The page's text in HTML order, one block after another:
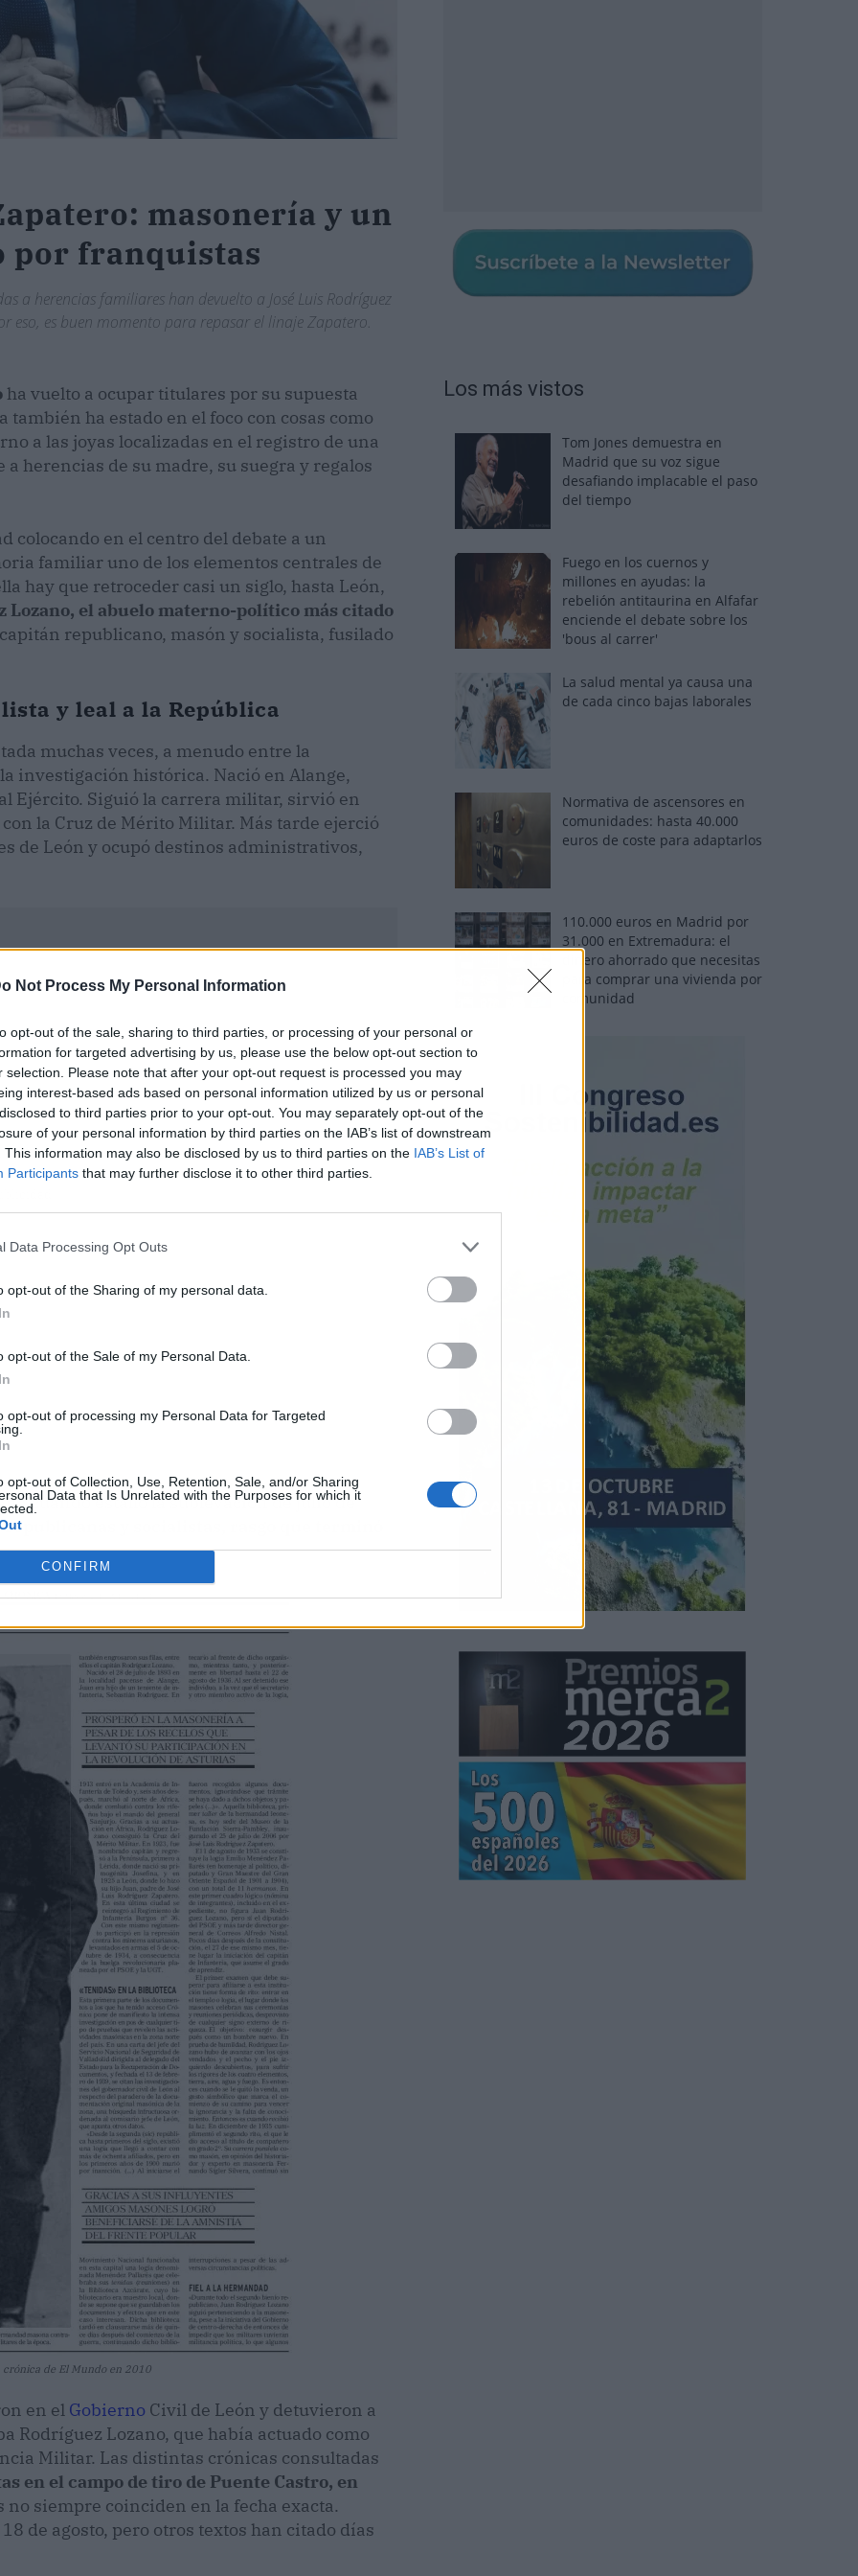
Not Process My Personal Information
opt-out of the sale, sharing to third parties, or processing of your personal or
for targeted advertising by us, please use the below opt-out section to
selection. Please note that after your opt-out request is processed you may
interest-based ads based on personal information utilized by us or personal
to third parties prior to your opt-out. You may separately opt-out of the
of your personal information by third parties on the IAB’s list of downstream
This information may also be disclosed by us to third parties on the IAB’s List of
Participants that may further disclose it to other third parties.
Data Processing Opt Outs
opt-out of the Sharing of my personal data.
opt-out of the Sale of my Personal Data.
opt-out of processing my Personal Data for Targeted
opt-out of Collection, Use, Retention, Sale, and/or Sharing
Data that Is Unrelated with the Purposes for which it
CONFIRM
masonería y un
por franquistas
a herencias familiares han devuelto a José Luis Rodríguez
es buen momento para repasar el linaje Zapatero.
ha vuelto a ocupar titulares por su supuesta
ha estado en el foco con cosas como
a las joyas localizadas en el registro de una
herencias de su madre, su suegra y regalos
colocando en el centro del debate a un
familiar uno de los elementos centrales de
hay que retroceder casi un siglo, hasta León,
Lozano, el abuelo materno-político más citado
republicano, masón y socialista, fusilado
y leal a la República
muchas veces, a menudo entre la
investigación histórica. Nació en Alange,
Ejército. Siguió la carrera militar, sirvió en
la Cruz de Mérito Militar. Más tarde ejerció
de León y ocupó destinos administrativos,
cuando estalló la sublevación de julio de
y socialistas, rasgo que terminó
crónica de El Mundo en 2010
en el Gobierno Civil de León y detuvieron a
Rodríguez Lozano, que había actuado como
Militar. Las distintas crónicas consultadas
en el campo de tiro de Puente Castro, en
no siempre coinciden en la fecha exacta.
de agosto, pero otros textos han citado días
Los más vistos
Tom Jones demuestra en
Madrid que su voz sigue
desafiando implacable el paso
del tiempo
Fuego en los cuernos y
millones en ayudas: la
rebelión antitaurina en Alfafar
enciende el debate sobre los
'bous al carrer'
La salud mental ya causa una
de cada cinco bajas laborales
Normativa de ascensores en
comunidades: hasta 40.000
euros de coste para adaptarlos
110.000 euros en Madrid por
31.000 en Extremadura: el
dinero ahorrado que necesitas
para comprar una vivienda por
comunidad